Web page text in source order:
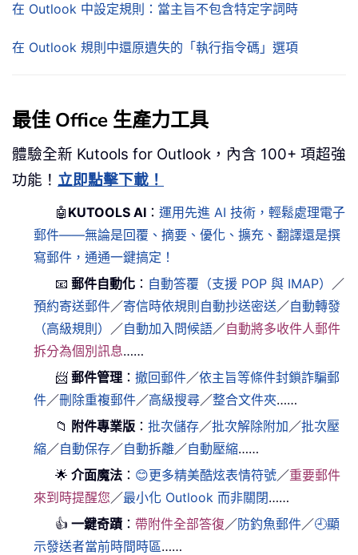
在 Outlook 中設定規則：當主旨不包含特定字詞時
在 Outlook 規則中還原遺失的「執行指令碼」選項
最佳 Office 生產力工具
體驗全新 Kutools for Outlook，內含 100+ 項超強
功能！ 立即點擊下載！
🤖 KUTOOLS AI ：運用先進 AI 技術，輕鬆處理電子
郵件——無論是回覆、摘要、優化、擴充、翻譯還是撰
寫郵件，通通一鍵搞定！
📧 郵件自動化 ： 自動答覆（支援 POP 與 IMAP）
／
預約寄送郵件／寄信時依規則自動抄送密送 ／自動轉發
（高級規則）
／自動加入問候語／自動將多收件人郵件
拆分為個別訊息……
📨 郵件管理 ：撤回郵件／依主旨等條件封鎖詐騙郵
件／刪除重複郵件／高級搜尋／整合文件夾……
📁 附件專業版 ：批次儲存／批次解除附加 ／批次壓
縮／自動保存／自動拆離／自動壓縮……
🌟 介面魔法 ： 😊更多精美酷炫表情符號／重要郵件
來到時提醒您 ／最小化 Outlook 而非關閉……
👍 一鍵奇蹟 ： 帶附件全部答復 ／防釣魚郵件／🕘顯
示發送者當前時間時區……